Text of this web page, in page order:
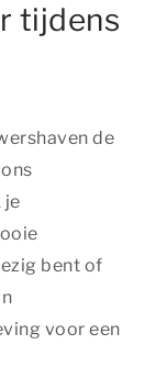
tijdens
de
je
bent of
voor een